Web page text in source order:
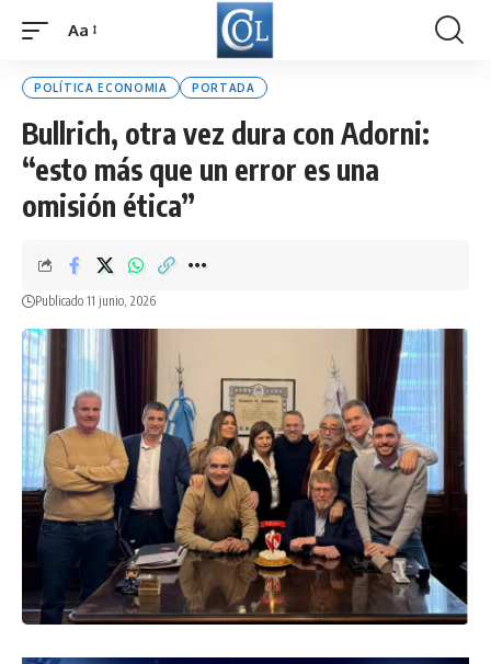
Font
Aa
POLÍTICA ECONOMIA PORTADA
Bullrich, otra vez dura con Adorni:
“esto más que un error es una
omisión ética”
Publicado 11 junio, 2026